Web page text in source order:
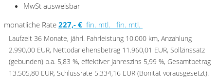
MwSt ausweisbar
monatliche Rate 227,- € fin. mtl. fin. mtl.
Laufzeit 36 Monate, jährl. Fahrleistung 10.000 km, Anzahlung
2.990,00 EUR, Nettodarlehensbetrag 11.960,01 EUR, Sollzinssatz
(gebunden) p.a. 5,83 %, effektiver Jahreszins 5,99 %, Gesamtbetrag
13.505,80 EUR, Schlussrate 5.334,16 EUR (Bonität vorausgesetzt).